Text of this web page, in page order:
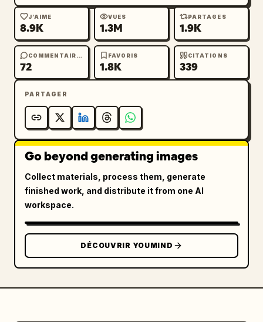
J’AIME
8.9K
VUES
1.3M
PARTAGES
1.9K
COMMENTAIRES
72
FAVORIS
1.8K
CITATIONS
339
PARTAGER
Go beyond generating images
Collect materials, process them, generate
finished work, and distribute it from one AI
workspace.
DÉCOUVRIR YOUMIND